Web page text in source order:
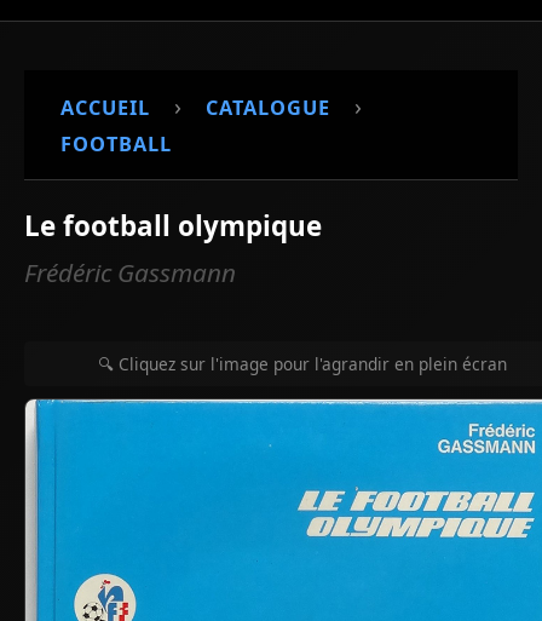
ACCUEIL › CATALOGUE ›
FOOTBALL
Le football olympique
Frédéric Gassmann
🔍 Cliquez sur l'image pour l'agrandir en plein écran